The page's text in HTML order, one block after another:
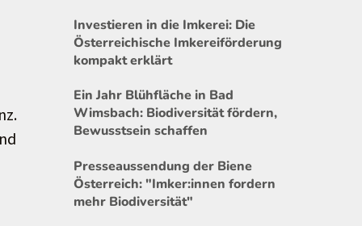
Investieren in die Imkerei: Die
Österreichische Imkereiförderung
kompakt erklärt
Ein Jahr Blühfläche in Bad
Wimsbach: Biodiversität fördern,
Bewusstsein schaffen
Presseaussendung der Biene
Österreich: "Imker:innen fordern
mehr Biodiversität"